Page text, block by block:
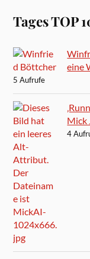
Tages TOP
eine
5 Aufrufe
Mick
4